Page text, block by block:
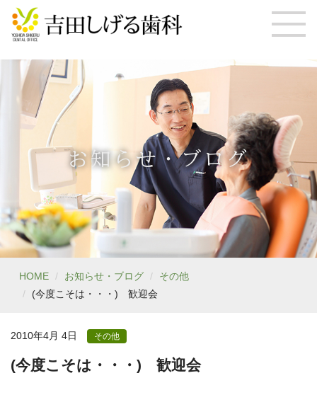
お知らせ・ブログ
HOME お知らせ・ブログ
その他
(今度こそは・・・) 歓迎会
2010年4月 4日 その他
(今度こそは・・・) 歓迎会